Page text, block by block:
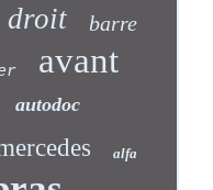
droit barre
avant
autodoc
alfa